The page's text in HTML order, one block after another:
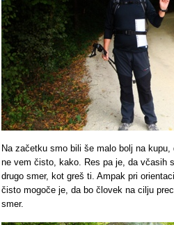
Na začetku smo bili še malo bolj na
ne vem čisto, kako. Res pa je, da včasih
drugo smer, kot greš ti. Ampak pri
čisto mogoče je, da bo človek na cilju
smer.